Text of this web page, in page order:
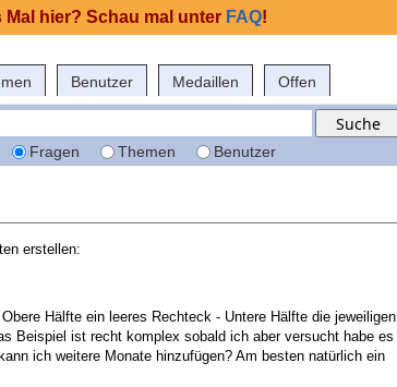
Benutzer Medaillen Offen
Fragen Themen Benutzer
erstellen:
Hälfte ein leeres Rechteck - Untere Hälfte die jeweiligen
Beispiel ist recht komplex sobald ich aber versucht habe es
ich weitere Monate hinzufügen? Am besten natürlich ein
hier? Schau mal unter FAQ!